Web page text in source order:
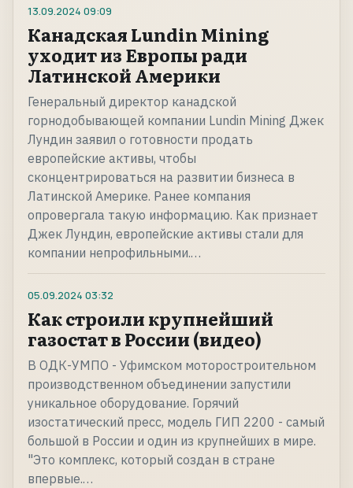
13.09.2024 09:09
Канадская Lundin Mining
уходит из Европы ради
Латинской Америки
Генеральный директор канадской
горнодобывающей компании Lundin Mining Джек
Лундин заявил о готовности продать
европейские активы, чтобы
сконцентрироваться на развитии бизнеса в
Латинской Америке. Ранее компания
опровергала такую информацию. Как признает
Джек Лундин, европейские активы стали для
компании непрофильными.…
05.09.2024 03:32
Как строили крупнейший
газостат в России (видео)
В ОДК-УМПО - Уфимском моторостроительном
производственном объединении запустили
уникальное оборудование. Горячий
изостатический пресс, модель ГИП 2200 - самый
большой в России и один из крупнейших в мире.
"Это комплекс, который создан в стране
впервые.…